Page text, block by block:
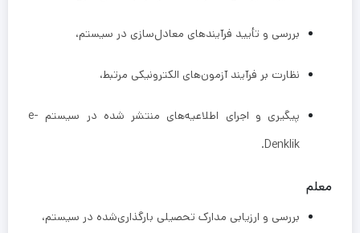
بررسی و تأیید فرآیندهای معادل‌سازی در سیستم،
نظارت بر فرآیند آزمون‌های الکترونیکی مرتبط،
پیگیری و اجرای اطلاعیه‌های منتشر شده در سیستم e-
Denklik.
معلم
بررسی و ارزیابی مدارک تحصیلی بارگذاری‌شده در سیستم،